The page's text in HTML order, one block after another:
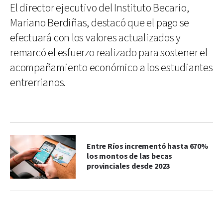
El director ejecutivo del Instituto Becario,
Mariano Berdiñas, destacó que el pago se
efectuará con los valores actualizados y
remarcó el esfuerzo realizado para sostener el
acompañamiento económico a los estudiantes
entrerrianos.
Entre Ríos incrementó hasta 670%
los montos de las becas
provinciales desde 2023